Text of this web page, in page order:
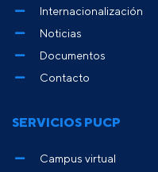
Internacionalización
Noticias
Documentos
Contacto
SERVICIOS PUCP
Campus virtual